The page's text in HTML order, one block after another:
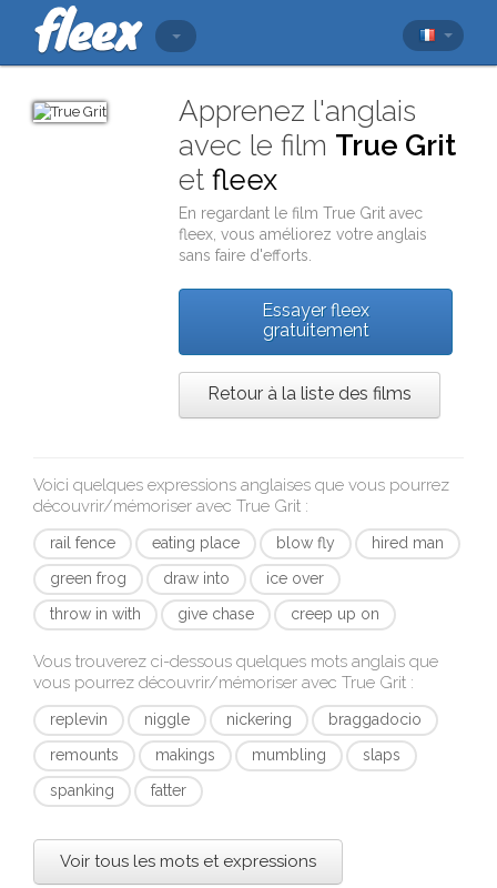
Apprenez l'anglais
avec le film True Grit
etfleex
En regardant le filmTrue Grit avec
fleex , vous améliorez votre anglais
sans faire d'efforts.
Essayer fleex
gratuitement
Retour à la liste des films
Voici quelques expressions anglaises que vous pourrez
découvrir/mémoriser avec True Grit :
rail fence eating place blow fly
hired man
green frog
draw into
ice over
throw in with
give chase creep up on
Vous trouverez ci-dessous quelques mots anglais que
vous pourrez découvrir/mémoriser avec True Grit :
replevin niggle nickering
braggadocio
remounts
makings mumbling
slaps
spanking
fatter
Voir tous les mots et expressions